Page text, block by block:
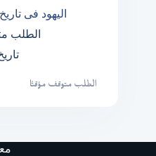
اليهود فى
الطلب
الطلب متوقف مؤقتًا